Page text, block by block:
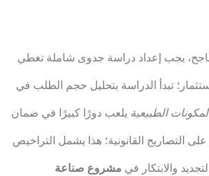
يجب إعداد دراسة جدوى شاملة تغطي
تبدأ الدراسة بتحليل حجم الطلب في
الطبيعية يلعب دورًا كبيرًا في ضمان
التصاريح القانونية؛ هذا يشمل التراخيص
والابتكار في مشروع صناعة